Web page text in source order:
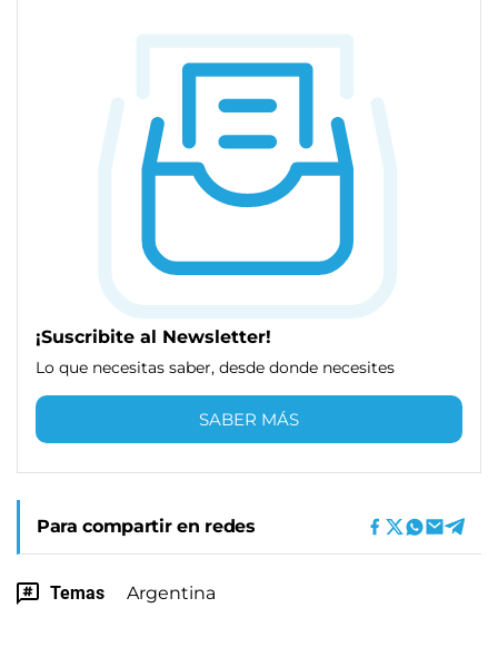
¡Suscribite al Newsletter!
Lo que necesitas saber, desde donde necesites
SABER MÁS
Para compartir en redes
Temas Argentina